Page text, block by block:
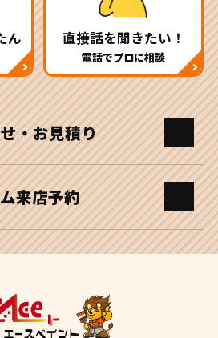
ん 直接話を聞きたい！
電話でプロに相談
・お見積り
来店予約